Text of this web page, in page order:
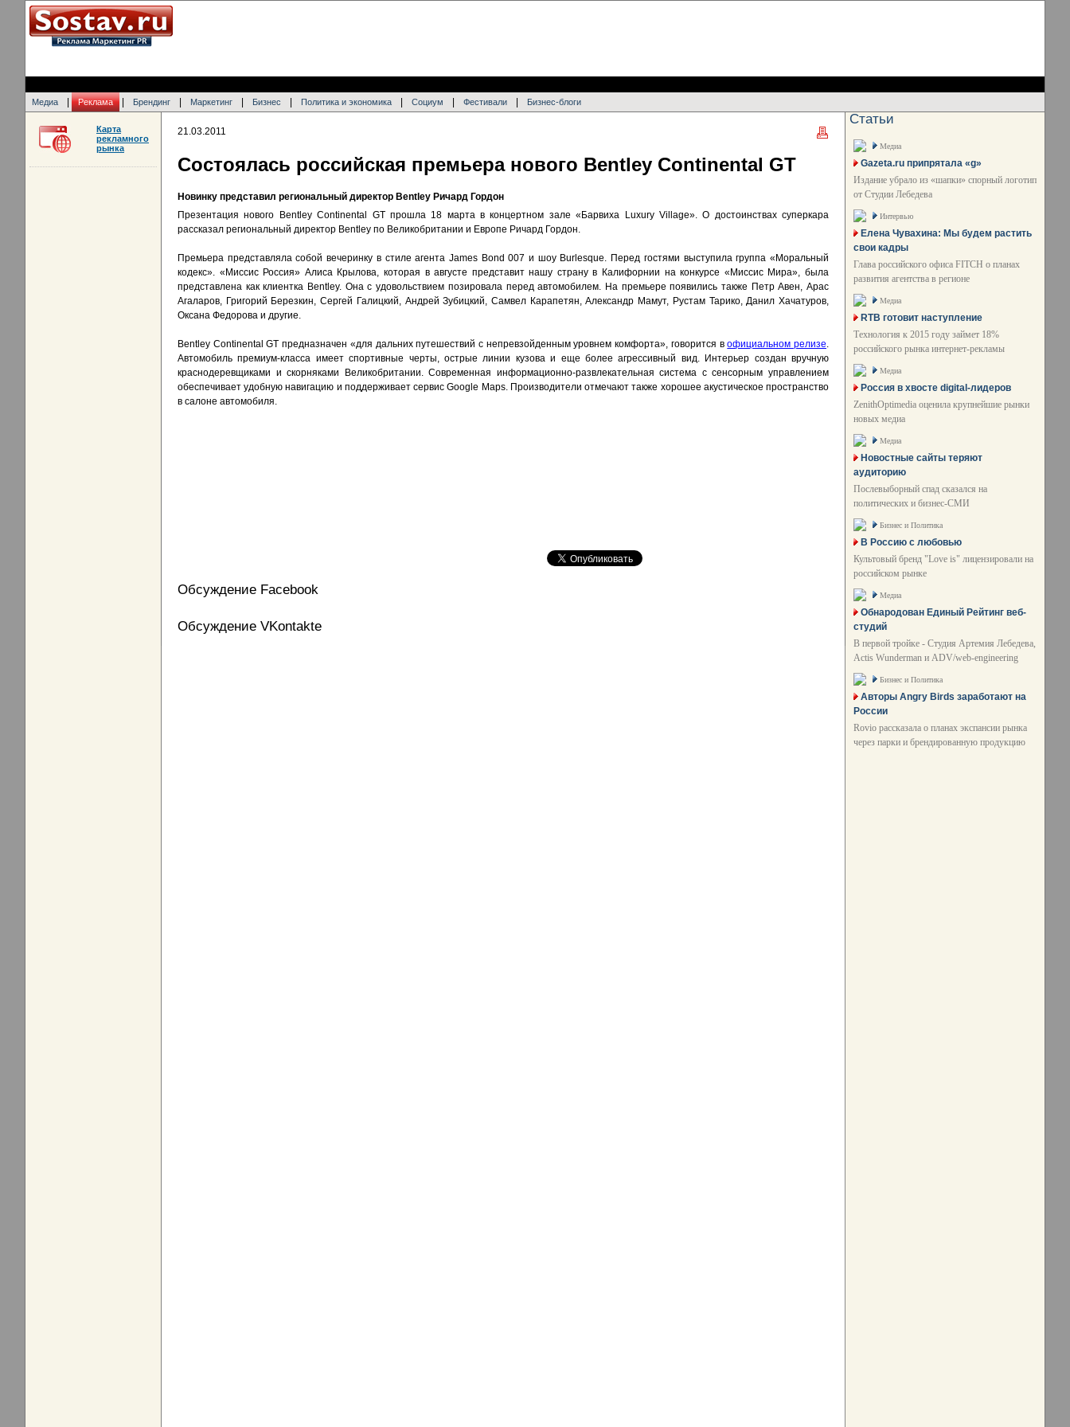
Медиа Реклама Брендинг Маркетинг Бизнес Политика и экономика Социум Фестивали Бизнес-блоги
21.03.2011
Состоялась российская премьера нового Bentley Continental GT
Новинку представил региональный директор Bentley Ричард Гордон
Презентация нового Bentley Continental GT прошла 18 марта в концертном зале «Барвиха Luxury Village». О достоинствах суперкара
рассказал региональный директор Bentley по Великобритании и Европе Ричард Гордон.
Премьера представляла собой вечеринку в стиле агента James Bond 007 и шоу Burlesque. Перед гостями выступила группа «Моральный
кодекс». «Миссис Россия» Алиса Крылова, которая в августе представит нашу страну в Калифорнии на конкурсе «Миссис Мира», была
представлена как клиентка Bentley. Она с удовольствием позировала перед автомобилем. На премьере появились также Петр Авен, Арас
Агаларов, Григорий Березкин, Сергей Галицкий, Андрей Зубицкий, Самвел Карапетян, Александр Мамут, Рустам Тарико, Данил Хачатуров,
Оксана Федорова и другие.
Bentley Continental GT предназначен «для дальних путешествий с непревзойденным уровнем комфорта», говорится вофициальном релизе.
Автомобиль премиум-класса имеет спортивные черты, острые линии кузова и еще более агрессивный вид. Интерьер создан вручную
краснодеревщиками и скорняками Великобритании. Современная информационно-развлекательная система с сенсорным управлением
обеспечивает удобную навигацию и поддерживает сервис Google Maps. Производители отмечают также хорошее акустическое пространство
в салоне автомобиля.
Обсуждение Facebook
Обсуждение VKontakte
Карта
рекламного
рынка
Статьи
Медиа
Gazeta.ru припрятала «g»
Издание убрало из «шапки» спорный логотип
от Студии Лебедева
Интервью
Елена Чувахина: Мы будем растить
свои кадры
Глава российского офиса FITCH о планах
развития агентства в регионе
Медиа
RTB готовит наступление
Технология к 2015 году займет 18%
российского рынка интернет-рекламы
Медиа
Россия в хвосте digital-лидеров
ZenithOptimedia оценила крупнейшие рынки
новых медиа
Медиа
Новостные сайты теряют
аудиторию
Послевыборный спад сказался на
политических и бизнес-СМИ
Бизнес и Политика
В Россию с любовью
Культовый бренд "Love is" лицензировали на
российском рынке
Медиа
Обнародован Единый Рейтинг веб-
студий
В первой тройке - Студия Артемия Лебедева,
Actis Wunderman и ADV/web-engineering
Бизнес и Политика
Авторы Angry Birds заработают на
России
Rovio рассказала о планах экспансии рынка
через парки и брендированную продукцию